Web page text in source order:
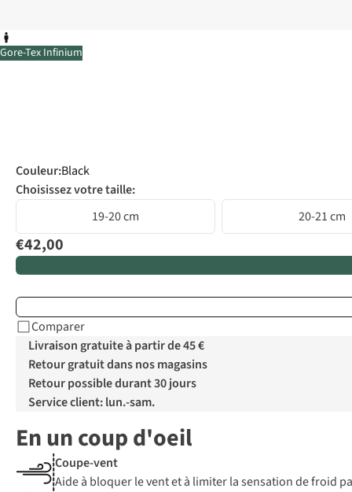
Gore-Tex Infinium
Couleur:Black
Choisissez votre taille:
19-20 cm
20-21 cm
€42,00
Comparer
Livraison gratuite à partir de 45 €
Retour gratuit dans nos magasins
Retour possible durant 30 jours
Service client: lun.-sam.
En un coup d'oeil
Coupe-vent
Aide à bloquer le vent et à limiter la sensation de froid